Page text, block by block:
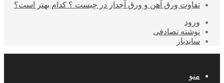
تفاوت ورق آهن و ورق آجدار در چیست ؟ کدام بهتر است؟
ورود
نوشته تصادفی
سایدبار
منو